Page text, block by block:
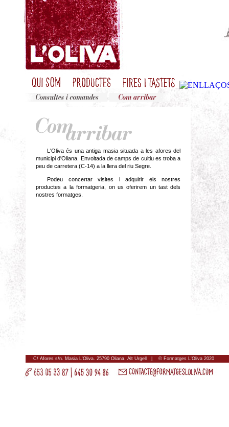
L'Oliva és una antiga masia situada a les afores del
municipi d'Oliana. Envoltada de camps de cultiu es troba a
peu de carretera (C-14) a la llera del riu Segre.
Podeu concertar visites i adquirir els nostres
productes a la formatgeria, on us oferirem un tast dels
nostres formatges.
C/ Afores s/n. Masia L'Oliva. 25790 Oliana. Alt Urgell | © Formatges L'Oliva 2020